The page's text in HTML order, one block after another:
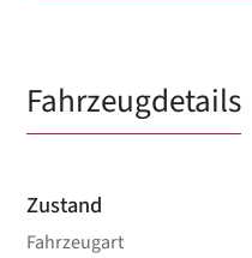
Fahrzeugdetails
Zustand
Fahrzeugart